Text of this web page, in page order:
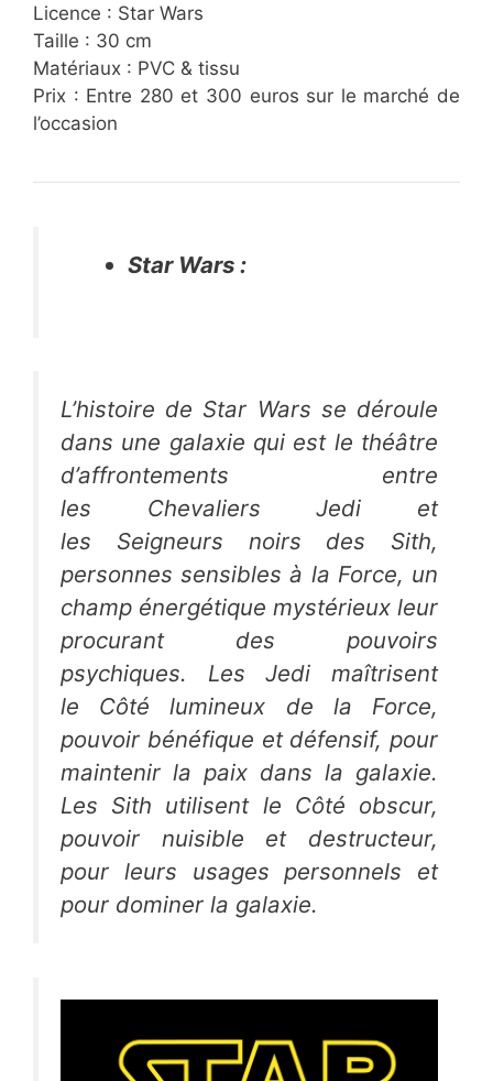
Licence : Star Wars
Taille : 30 cm
Matériaux : PVC & tissu
Prix : Entre 280 et 300 euros sur le marché de
l’occasion
Star Wars :
L’histoire de Star Wars se déroule
dans une galaxie qui est le théâtre
d’affrontements entre
les Chevaliers Jedi et
les Seigneurs noirs des Sith,
personnes sensibles à la Force, un
champ énergétique mystérieux leur
procurant des pouvoirs
psychiques. LesJedimaîtrisent
le Côté lumineux de la Force,
pouvoir bénéfique et défensif, pour
maintenir la paix dans la galaxie.
Les Sith utilisent le Côté obscur,
pouvoir nuisible et destructeur,
pour leurs usages personnels et
pour dominer la galaxie.